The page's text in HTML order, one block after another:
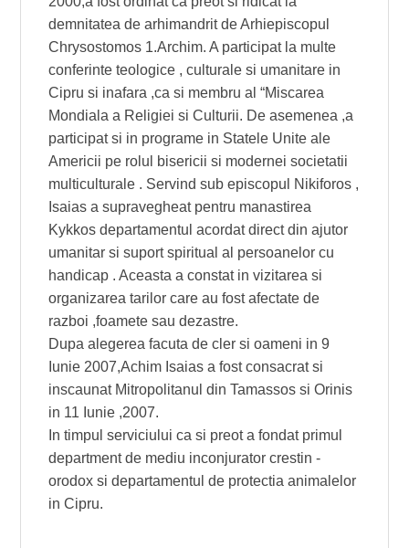
demnitatea de arhimandrit de Arhiepiscopul
Chrysostomos 1.Archim. A participat la multe
conferinte teologice , culturale si umanitare in
Cipru si inafara ,ca si membru al “Miscarea
Mondiala a Religiei si Culturii. De asemenea ,a
participat si in programe in Statele Unite ale
Americii pe rolul bisericii si modernei societatii
multiculturale . Servind sub episcopul Nikiforos ,
Isaias a supravegheat pentru manastirea
Kykkos departamentul acordat direct din ajutor
umanitar si suport spiritual al persoanelor cu
handicap . Aceasta a constat in vizitarea si
organizarea tarilor care au fost afectate de
razboi ,foamete sau dezastre.
Dupa alegerea facuta de cler si oameni in 9
Iunie 2007,Achim Isaias a fost consacrat si
inscaunat Mitropolitanul din Tamassos si Orinis
in 11 Iunie ,2007.
In timpul serviciului ca si preot a fondat primul
department de mediu inconjurator crestin -
orodox si departamentul de protectia animalelor
in Cipru.